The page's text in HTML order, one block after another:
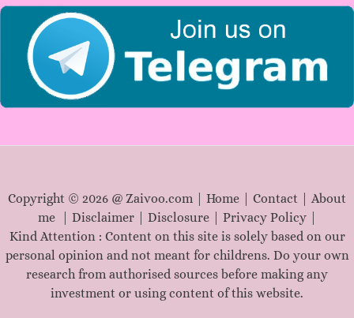
Copyright © 2026 @ Zaivoo.com | Home Contact
About
me
Disclaimer| Disclosure| Privacy Policy|
Kind Attention : Content on this site is solely based on our
personal opinion and not meant for childrens. Do your own
research from authorised sources before making any
investment or using content of this website.